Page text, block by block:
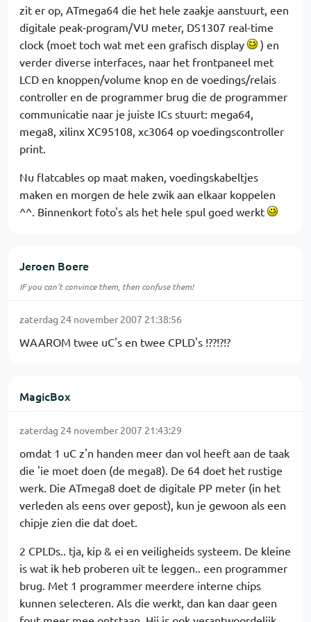
zit er op, ATmega64 die het hele zaakje aanstuurt, een
digitale peak-program/VU meter, DS1307 real-time
clock (moet toch wat met een grafisch display
) en
verder diverse interfaces, naar het frontpaneel met
LCD en knoppen/volume knop en de voedings/relais
controller en de programmer brug die de programmer
communicatie naar je juiste ICs stuurt: mega64,
mega8, xilinx XC95108, xc3064 op voedingscontroller
print.
Nu flatcables op maat maken, voedingskabeltjes
maken en morgen de hele zwik aan elkaar koppelen
^^. Binnenkort foto's als het hele spul goed werkt
Jeroen Boere
IF you can't convince them, then confuse them!
zaterdag 24 november 2007 21:38:56
WAAROM twee uC's en twee CPLD's !??!?!?
MagicBox
zaterdag 24 november 2007 21:43:29
omdat 1 uC z'n handen meer dan vol heeft aan de taak
die 'ie moet doen (de mega8). De 64 doet het rustige
werk. Die ATmega8 doet de digitale PP meter (in het
verleden als eens over gepost), kun je gewoon als een
chipje zien die dat doet.
2 CPLDs.. tja, kip & ei en veiligheids systeem. De kleine
is wat ik heb proberen uit te leggen.. een programmer
brug. Met 1 programmer meerdere interne chips
kunnen selecteren. Als die werkt, dan kan daar geen